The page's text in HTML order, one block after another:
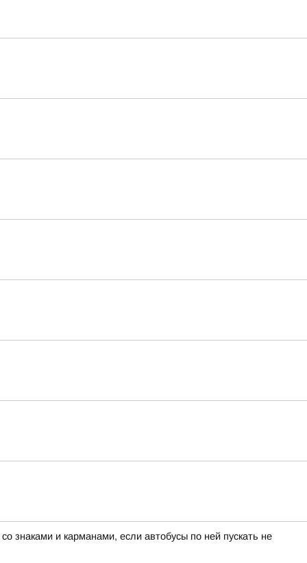
знаками и карманами, если автобусы по ней пускать не